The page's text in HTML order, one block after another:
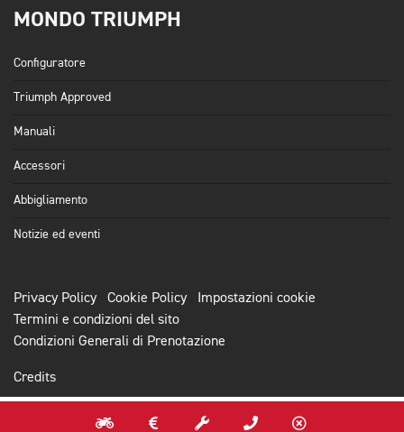
MONDO TRIUMPH
Configuratore
Triumph Approved
Manuali
Accessori
Abbigliamento
Notizie ed eventi
Privacy Policy Cookie Policy
Impostazioni cookie
Termini e condizioni del sito
Condizioni Generali di Prenotazione
Credits